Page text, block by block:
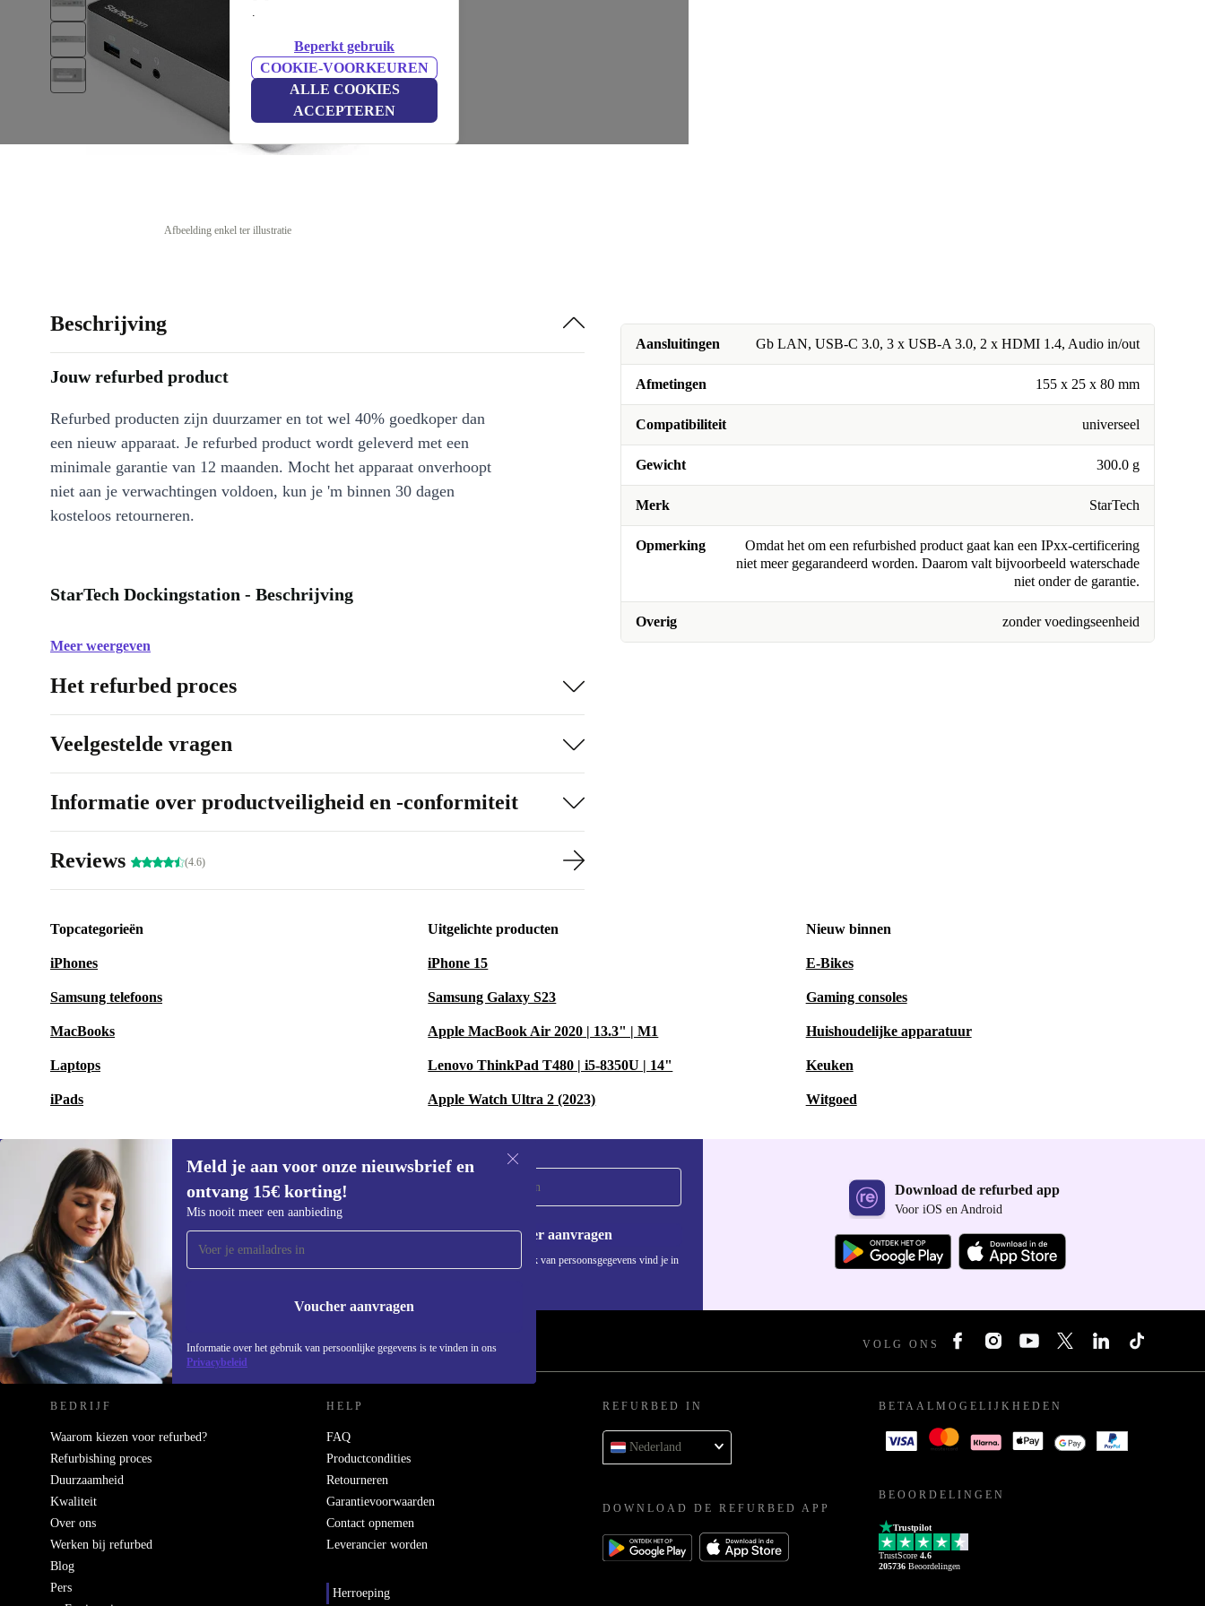
.
Beperkt gebruik
COOKIE-VOORKEUREN
ALLE COOKIES
ACCEPTEREN
Afbeelding enkel ter illustratie
Aansluitingen Gb LAN, USB-C 3.0, 3 x USB-A 3.0, 2 x HDMI 1.4, Audio in/out
Afmetingen 155 x 25 x 80 mm
Compatibiliteit universeel
Gewicht 300.0 g
Merk StarTech
Opmerking
Omdat het om een refurbished product gaat kan een IPxx-certificering
niet meer gegarandeerd worden. Daarom valt bijvoorbeeld waterschade
niet onder de garantie.
Overig zonder voedingseenheid
Beschrijving
Jouw refurbed product
Refurbed producten zijn duurzamer en tot wel 40% goedkoper dan
een nieuw apparaat. Je refurbed product wordt geleverd met een
minimale garantie van 12 maanden. Mocht het apparaat onverhoopt
niet aan je verwachtingen voldoen, kun je 'm binnen 30 dagen
kosteloos retourneren.
StarTech Dockingstation - Beschrijving
Meer weergeven
Het refurbed proces
Veelgestelde vragen
Informatie over productveiligheid en -conformiteit
Reviews (4.6)
Topcategorieën
iPhones
Samsung telefoons
MacBooks
Laptops
iPads
Uitgelichte producten
iPhone 15
Samsung Galaxy S23
Apple MacBook Air 2020 | 13.3" | M1
Lenovo ThinkPad T480 | i5-8350U | 14"
Apple Watch Ultra 2 (2023)
Nieuw binnen
E-Bikes
Gaming consoles
Huishoudelijke apparatuur
Keuken
Witgoed
Meld je aan voor onze nieuwsbrief en
ontvang 15€ korting!
Mis nooit meer een aanbieding
Voucher aanvragen
Informatie over het gebruik van persoonlijke gegevens is te vinden in ons
Privacybeleid
Meld je aan voor onze nieuwsbrief en
ontvang €15 korting!
Mis nooit meer een aanbieding.
Voucher aanvragen
Informatie over het gebruik van persoonsgegevens vind je in
Download de refurbed app
Voor iOS en Android
REFURBED NEDERLAND - RETHINK NEW. VOLG ONS
BEDRIJF
Waarom kiezen voor refurbed?
Refurbishing proces
Duurzaamheid
Kwaliteit
Over ons
Werken bij refurbed
Blog
Pers
HELP
FAQ
Productcondities
Retourneren
Garantievoorwaarden
Contact opnemen
Leverancier worden
Herroeping
REFURBED IN
Nederland
DOWNLOAD DE REFURBED APP
BETAALMOGELIJKHEDEN
BEOORDELINGEN
Trustpilot
TrustScore 4.6
205736 Beoordelingen